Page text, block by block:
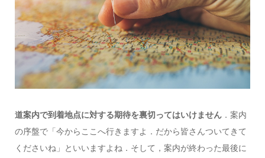
道案内で到着地点に対する期待を裏切ってはいけません．案内
の序盤で「今からここへ行きますよ．だから皆さんついてきて
くださいね」といいますよね．そして，案内が終わった最後に